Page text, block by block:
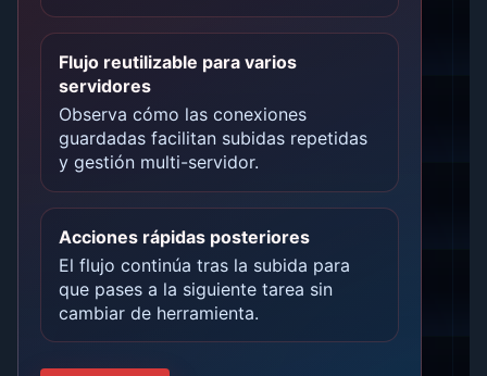
Flujo reutilizable para varios
servidores
Observa cómo las conexiones
guardadas facilitan subidas repetidas
y gestión multi-servidor.
Acciones rápidas posteriores
El flujo continúa tras la subida para
que pases a la siguiente tarea sin
cambiar de herramienta.